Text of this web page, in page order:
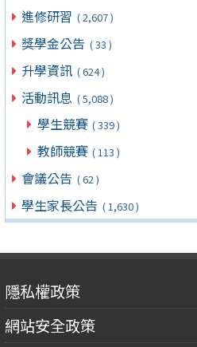
進修研習 ( 2,607 )
獎學金公告 ( 33 )
升學資訊 ( 624 )
活動訊息 ( 5,088 )
學生競賽 ( 339 )
教師競賽 ( 113 )
會議公告 ( 62 )
學生家長公告 ( 1,630 )
隱私權政策
網站安全政策